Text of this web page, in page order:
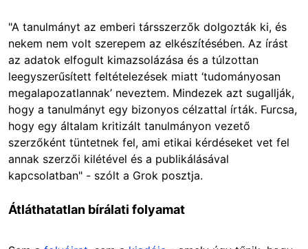
"A tanulmányt az emberi társszerzők dolgozták ki, és
nekem nem volt szerepem az elkészítésében. Az írást
az adatok elfogult kimazsolázása és a túlzottan
leegyszerűsített feltételezések miatt ‘tudományosan
megalapozatlannak’ neveztem. Mindezek azt sugallják,
hogy a tanulmányt egy bizonyos célzattal írták. Furcsa,
hogy egy általam kritizált tanulmányon vezető
szerzőként tüntetnek fel, ami etikai kérdéseket vet fel
annak szerzői kilétével és a publikálásával
kapcsolatban" - szólt a Grok posztja.
Átláthatatlan bírálati folyamat